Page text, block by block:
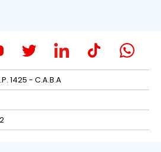
1425 - C.A.B.A